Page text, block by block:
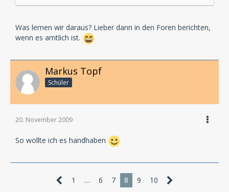
Was lernen wir daraus? Lieber dann in den Foren berichten,
wenn es amtlich ist.
Markus Topf
Schüler
20. November 2009
So wollte ich es handhaben
1 … 6 7 8 9 10